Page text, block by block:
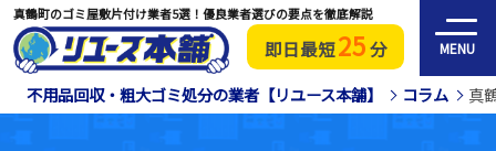
即日最短25分 MENU
真鶴町のゴミ屋敷片付け業者5選！優良業者選びの要点を徹底解説
不用品回収・粗大ゴミ処分の業者【リユース本舗】 コラム 真